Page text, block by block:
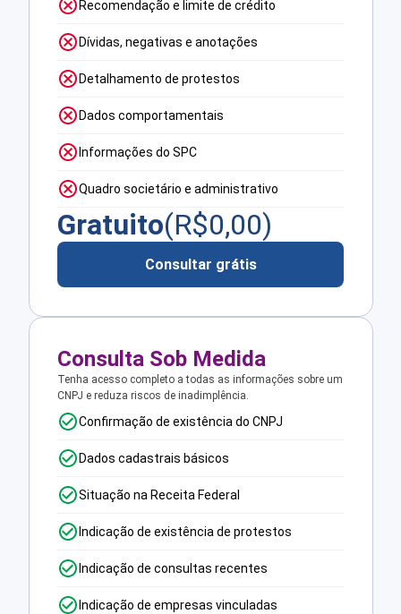
Recomendação e limite de crédito
Dívidas, negativas e anotações
Detalhamento de protestos
Dados comportamentais
Informações do SPC
Quadro societário e administrativo
Gratuito(R$0,00)
Consultar grátis
Consulta Sob Medida
Tenha acesso completo a todas as informações sobre um
CNPJ e reduza riscos de inadimplência.
Confirmação de existência do CNPJ
Dados cadastrais básicos
Situação na Receita Federal
Indicação de existência de protestos
Indicação de consultas recentes
Indicação de empresas vinculadas